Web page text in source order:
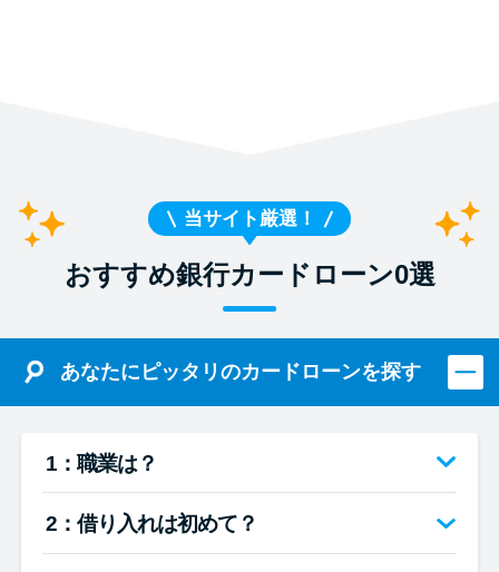
当サイト厳選！
おすすめ銀行カードローン0選
あなたにピッタリのカードローンを探す
1：職業は？
2：借り入れは初めて？